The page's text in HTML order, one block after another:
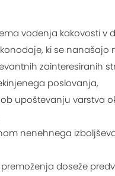
vodenja kakovosti v
ki se
zainteresiranih
poslovanja,
upoštevanju varstva
nenehnega
doseže